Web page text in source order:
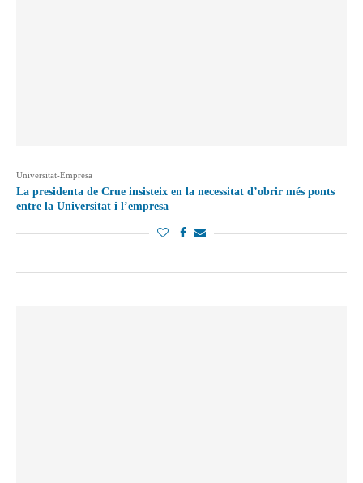
Universitat-Empresa
La presidenta de Crue insisteix en la necessitat d’obrir més ponts
entre la Universitat i l’empresa